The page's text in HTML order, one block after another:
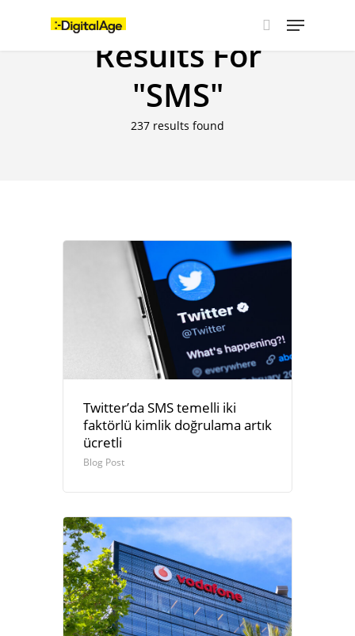
Menu
Results For
"SMS"
237 results found
Twitter’da SMS temelli iki
faktörlü kimlik doğrulama artık
ücretli
Blog Post